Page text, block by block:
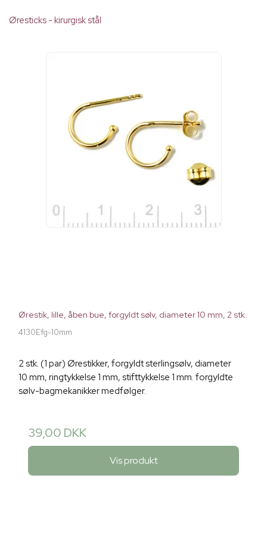
Øresticks - kirurgisk stål
Ørestik, lille, åben bue, forgyldt sølv, diameter 10 mm, 2 stk.
4130Efg-10mm
2 stk. (1 par) Ørestikker, forgyldt sterlingsølv, diameter
10 mm, ringtykkelse 1 mm, stifttykkelse 1 mm. forgyldte
sølv-bagmekanikker medfølger.
39,00 DKK
Vis produkt